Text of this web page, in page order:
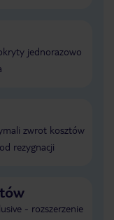
jednorazowo
zwrot kosztów
rezygnacji
- rozszerzenie